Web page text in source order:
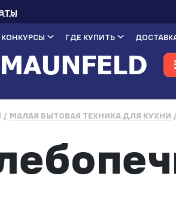
ГДЕ КУПИТЬ
МАЛАЯ БЫТОВАЯ ТЕХНИКА ДЛЯ КУХНИ